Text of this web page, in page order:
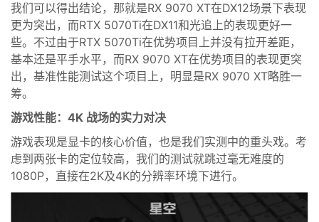
我们可以得出结论，那就是RX 9070 XT在DX12场景下表现
更为突出，而RTX 5070Ti在DX11和光追上的表现更好一
些。不过由于RTX 5070Ti在优势项目上并没有拉开差距，
基本还是平手水平，而RX 9070 XT在优势项目的表现更突
出，基准性能测试这个项目上，明显是RX 9070 XT略胜一
筹。
游戏性能：4K 战场的实力对决
游戏表现是显卡的核心价值，也是我们实测中的重头戏。考
虑到两张卡的定位较高，我们的测试就跳过毫无难度的
1080P，直接在2K及4K的分辨率环境下进行。